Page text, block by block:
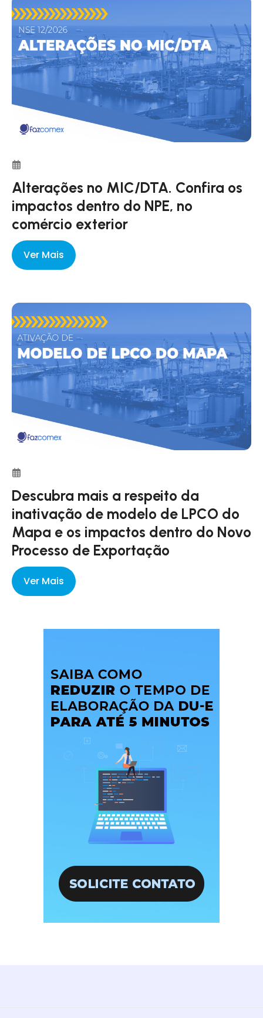
Alterações no MIC/DTA. Confira os
impactos dentro do NPE, no
comércio exterior
Ver Mais
Descubra mais a respeito da
inativação de modelo de LPCO do
Mapa e os impactos dentro do Novo
Processo de Exportação
Ver Mais